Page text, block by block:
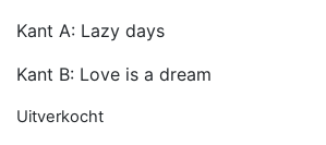
Kant A: Lazy days
Kant B: Love is a dream
Uitverkocht